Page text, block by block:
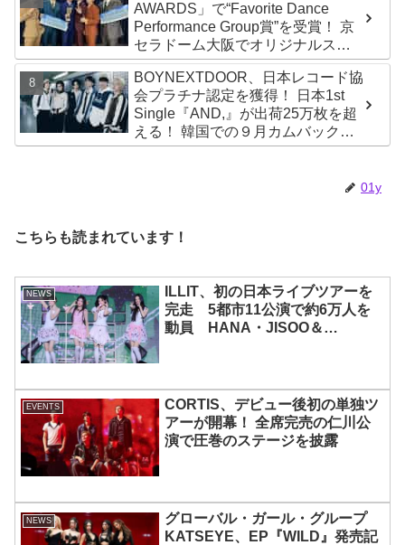
AWARDS」で“Favorite Dance
Performance Group賞”を受賞！ 京
セラドーム大阪でオリジナルステ
ージパフォーマンス披露！ 卒業パ
ーティーをコンセプトにスーツで
魅了【動画あり】
BOYNEXTDOOR、日本レコード協
会プラチナ認定を獲得！ 日本1st
Single『AND,』が出荷25万枚を超
える！ 韓国での９月カムバックも
決定
01y
こちらも読まれています！
NEWS
ILLIT、初の日本ライブツアーを
完走 5都市11公演で約6万人を
動員 HANA・JISOO＆
EVENTS
CORTIS、デビュー後初の単独ツ
アーが開幕！ 全席完売の仁川公
演で圧巻のステージを披露
NEWS
グローバル・ガール・グループ
KATSEYE、EP『WILD』発売記